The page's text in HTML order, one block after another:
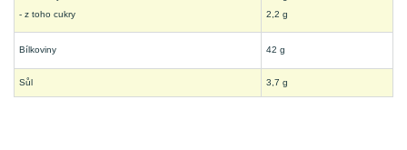
- z toho cukry
2,2 g
Bílkoviny 42 g
Sůl 3,7 g